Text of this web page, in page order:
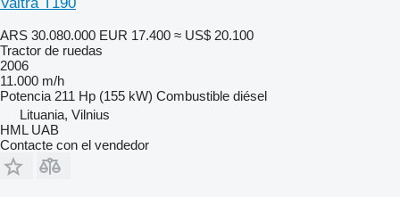
ARS 30.080.000 EUR 17.400 ≈ US$ 20.100
Tractor de ruedas
2006
11.000 m/h
Potencia 211 Hp (155 kW) Combustible diésel
Lituania, Vilnius
HML UAB
Contacte con el vendedor